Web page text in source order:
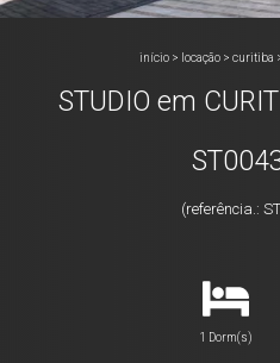
início > locação > curitiba
STUDIO em
(referência.:
1 Dorm(s)